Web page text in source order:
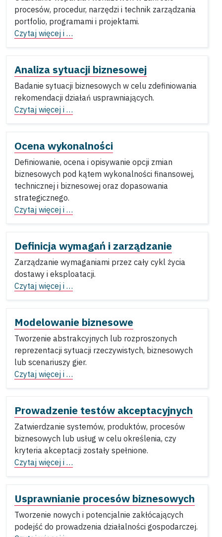
procesów, procedur, narzędzi i technik zarządzania
portfolio, programami i projektami.
Czytaj więcej i …
Analiza sytuacji biznesowej
Badanie sytuacji biznesowych w celu zdefiniowania
rekomendacji działań usprawniających.
Czytaj więcej i …
Ocena wykonalności
Definiowanie, ocena i opisywanie opcji zmian
biznesowych pod kątem wykonalności finansowej,
technicznej i biznesowej oraz dopasowania
strategicznego.
Czytaj więcej i …
Definicja wymagań i zarządzanie
Zarządzanie wymaganiami przez cały cykl życia
dostawy i eksploatacji.
Czytaj więcej i …
Modelowanie biznesowe
Tworzenie abstrakcyjnych lub rozproszonych
reprezentacji sytuacji rzeczywistych, biznesowych
lub scenariuszy gier.
Czytaj więcej i …
Prowadzenie testów akceptacyjnych
Zatwierdzanie systemów, produktów, procesów
biznesowych lub usług w celu określenia, czy
kryteria akceptacji zostały spełnione.
Czytaj więcej i …
Usprawnianie procesów biznesowych
Tworzenie nowych i potencjalnie zakłócających
podejść do prowadzenia działalności gospodarczej.